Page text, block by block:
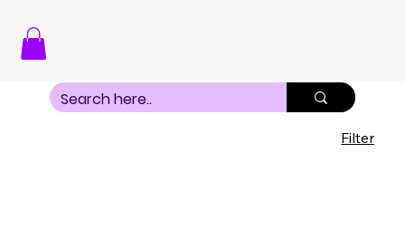
Filter